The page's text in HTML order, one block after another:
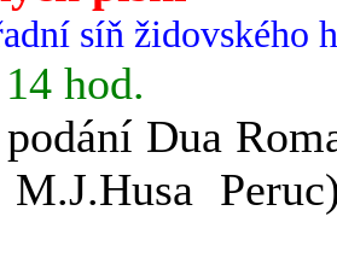
síň židovského
hod.
Dua